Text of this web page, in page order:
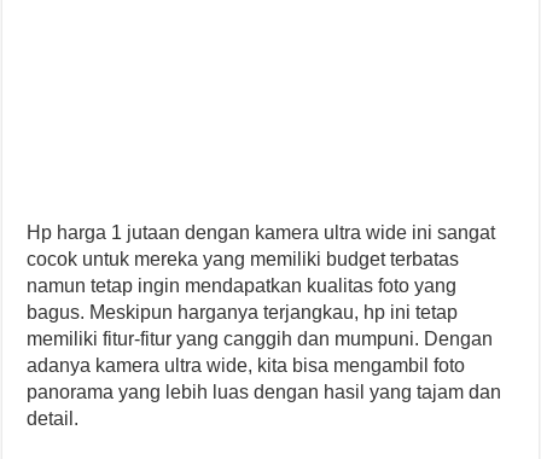
Hp harga 1 jutaan dengan kamera ultra wide ini sangat
cocok untuk mereka yang memiliki budget terbatas
namun tetap ingin mendapatkan kualitas foto yang
bagus. Meskipun harganya terjangkau, hp ini tetap
memiliki fitur-fitur yang canggih dan mumpuni. Dengan
adanya kamera ultra wide, kita bisa mengambil foto
panorama yang lebih luas dengan hasil yang tajam dan
detail.